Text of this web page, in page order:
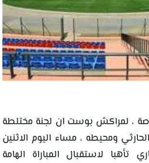
، لمراكش بوست ان لجنة مختلطة
ومحيطه ، مساء اليوم الاثنين
تأهبا لاستقبال المباراة الهامة